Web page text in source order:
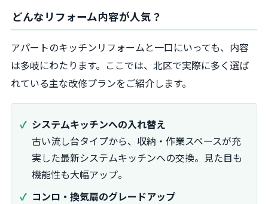
どんなリフォーム内容が人気？
アパートのキッチンリフォームと一口にいっても、内容
は多岐にわたります。ここでは、北区で実際に多く選ば
れている主な改修プランをご紹介します。
システムキッチンへの入れ替え
古い流し台タイプから、収納・作業スペースが充
実した最新システムキッチンへの交換。見た目も
機能性も大幅アップ。
コンロ・換気扇のグレードアップ